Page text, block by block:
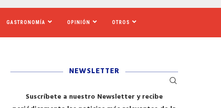
GASTRONOMÍA OPINIÓN OTROS
NEWSLETTER
Suscríbete a nuestro Newsletter y recibe